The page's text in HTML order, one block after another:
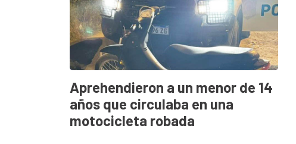
Aprehendieron a un menor de 14
años que circulaba en una
motocicleta robada